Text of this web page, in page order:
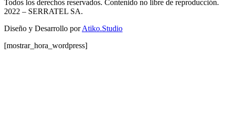
Todos los derechos reservados. Contenido no libre de reproducción.
2022 – SERRATEL SA.
Diseño y Desarrollo porAtiko.Studio
[mostrar_hora_wordpress]